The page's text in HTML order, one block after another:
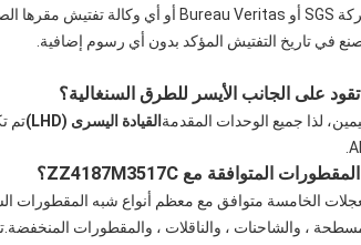
في تاريخ التفتيش المؤكد بدون أي رسوم إضافية.
لذا جميع الوحدات المقدمة القيادة اليسرى (LHD)
تم
القياسي 90 # للعجلات الخامسة متوافق مع معظم أنواع شبه
، والشاحنات ، والناقلات ، والمقطورات